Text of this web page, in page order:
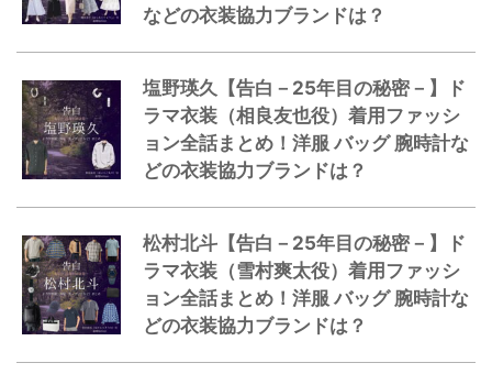
などの衣装協力ブランドは？
塩野瑛久【告白－25年目の秘密－】ド
ラマ衣装（相良友也役）着用ファッシ
ョン全話まとめ！洋服 バッグ 腕時計な
どの衣装協力ブランドは？
松村北斗【告白－25年目の秘密－】ド
ラマ衣装（雪村爽太役）着用ファッシ
ョン全話まとめ！洋服 バッグ 腕時計な
どの衣装協力ブランドは？